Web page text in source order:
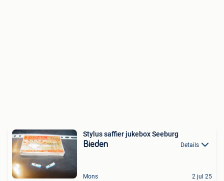
Stylus saffier jukebox Seeburg
Bieden Details
Mons 2 jul 25